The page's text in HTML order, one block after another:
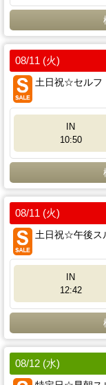
08/11 (火)
土日祝☆セルフ
IN
10:50
08/11 (火)
土日祝☆午後
IN
12:42
08/12 (水)